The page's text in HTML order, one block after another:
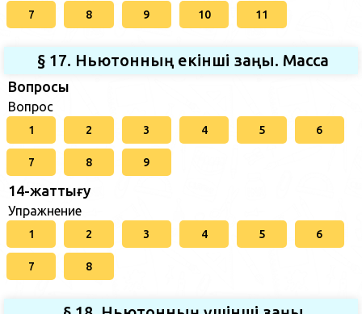
7 8 9 10 11
§ 17. Ньютонның екінші заңы. Масса
Вопросы
Вопрос
1 2 3 4 5 6
7 8 9
14-жаттығу
Упражнение
1 2 3 4 5 6
7 8